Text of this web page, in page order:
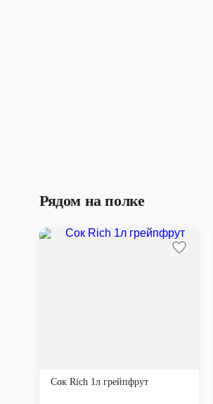
Рядом на полке
Сок Rich 1л грейпфрут